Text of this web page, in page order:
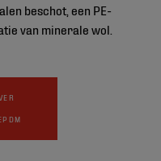
beschot, een PE-
van minerale wol.